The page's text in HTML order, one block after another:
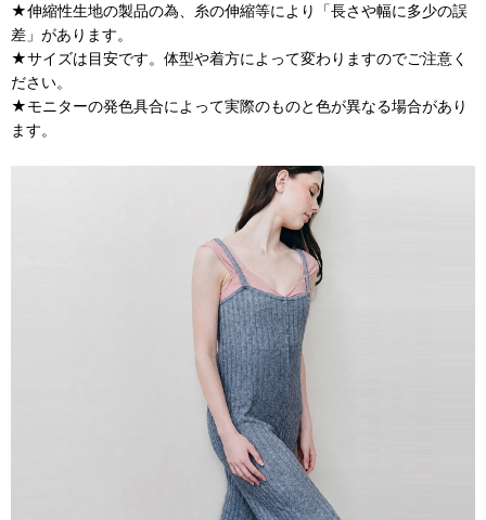
★伸縮性生地の製品の為、糸の伸縮等により「長さや幅に多少の誤
差」があります。
★サイズは目安です。体型や着方によって変わりますのでご注意く
ださい。
★モニターの発色具合によって実際のものと色が異なる場合があり
ます。